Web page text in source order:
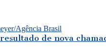
de nova